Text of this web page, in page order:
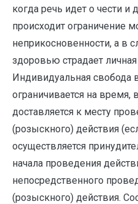
когда речь идет о чести и
происходит ограничение
неприкосновенности, а в
здоровью страдает личная
Индивидуальная свобода
ограничивается на время,
доставляется к месту
(розыскного) действия
осуществляется
начала проведения
непосредственного
(розыскного) действия.